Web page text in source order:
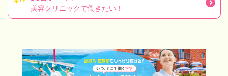
美容クリニックで働きたい！